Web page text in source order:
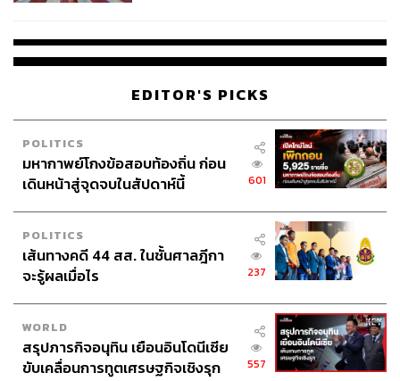
EDITOR'S PICKS
POLITICS
มหากาพย์โกงข้อสอบท้องถิ่น ก่อน
เดินหน้าสู่จุดจบในสัปดาห์นี้
601
POLITICS
เส้นทางคดี 44 สส. ในชั้นศาลฎีกา
จะรู้ผลเมื่อไร
237
WORLD
สรุปภารกิจอนุทิน เยือนอินโดนีเซีย
ขับเคลื่อนการทูตเศรษฐกิจเชิงรุก
557